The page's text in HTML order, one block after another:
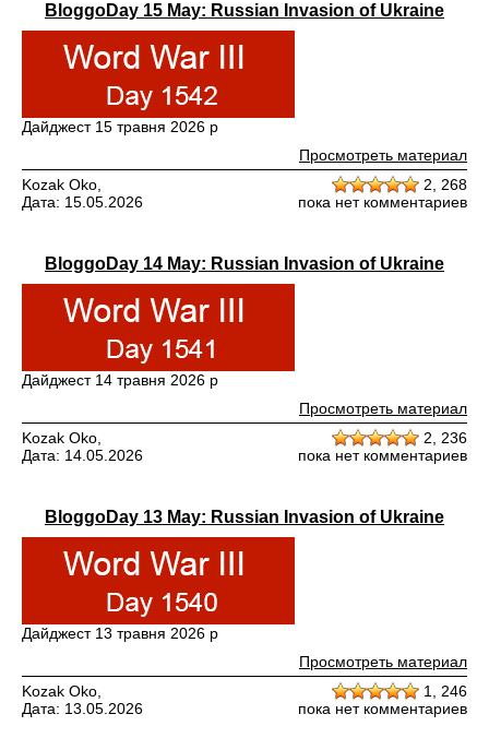
BloggoDay 15 May: Russian Invasion of Ukraine
Дайджест 15 травня 2026 р
Просмотреть материал
Kozak Oko,
Дата: 15.05.2026
2, 268
пока нет комментариев
BloggoDay 14 May: Russian Invasion of Ukraine
Дайджест 14 травня 2026 р
Просмотреть материал
Kozak Oko,
Дата: 14.05.2026
2, 236
пока нет комментариев
BloggoDay 13 May: Russian Invasion of Ukraine
Дайджест 13 травня 2026 р
Просмотреть материал
Kozak Oko,
Дата: 13.05.2026
1, 246
пока нет комментариев